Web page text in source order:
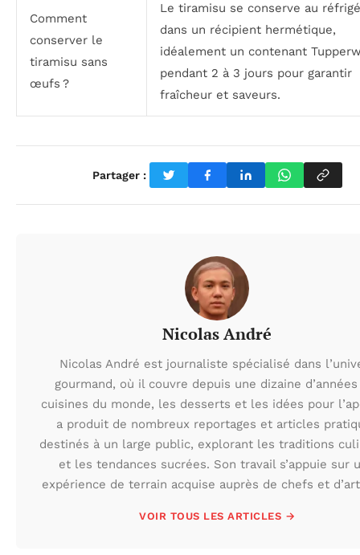
Comment
conserver le
tiramisu sans
œufs ?
Le tiramisu se conserve au
dans un récipient hermétique,
idéalement un contenant
pendant 2 à 3 jours pour garantir
fraîcheur et saveurs.
Partager :
Nicolas André
Nicolas André est journaliste spécialisé dans
gourmand, où il couvre depuis une dizaine
cuisines du monde, les desserts et les idées pour
a produit de nombreux reportages et articles
destinés à un large public, explorant les traditions
et les tendances sucrées. Son travail s’appuie sur
expérience de terrain acquise auprès de chefs et
VOIR TOUS LES ARTICLES →